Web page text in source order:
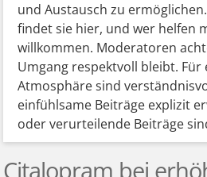
und Austausch zu
findet sie hier, und wer helfen
willkommen. Moderatoren
Umgang respektvoll bleibt. Für
Atmosphäre sind
einfühlsame Beiträge explizit
oder verurteilende Beiträge
Citalopram bei